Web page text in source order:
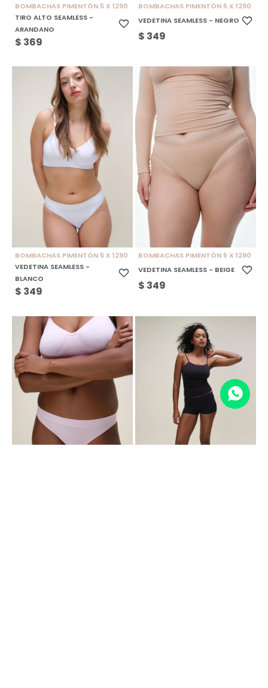
BOMBACHAS PIMENTÓN 5 X 1290
TIRO ALTO SEAMLESS -
ARANDANO
$ 369
BOMBACHAS PIMENTÓN 5 X 1290
VEDETINA SEAMLESS - NEGRO
$ 349
BOMBACHAS PIMENTÓN 5 X 1290
VEDETINA SEAMLESS -
BLANCO
$ 349
BOMBACHAS PIMENTÓN 5 X 1290
VEDETINA SEAMLESS - BEIGE
$ 349